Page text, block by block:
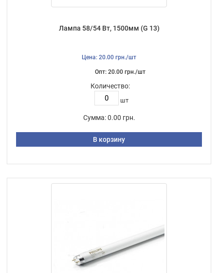
Лампа 58/54 Вт, 1500мм (G 13)
Цена: 20.00 грн./шт
Опт: 20.00 грн./шт
Количество:
шт
Сумма: 0.00 грн.
В корзину